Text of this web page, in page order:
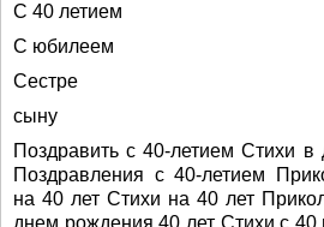
С 40 летием
С юбилеем
Сестре
сыну
Поздравить с 40-летием Стихи
Поздравления с 40-летием
на 40 лет Стихи на 40 лет
днем рождения 40 лет Стихи с